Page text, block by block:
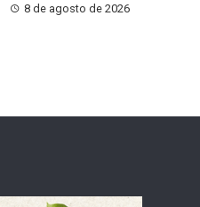
8 de agosto de 2026